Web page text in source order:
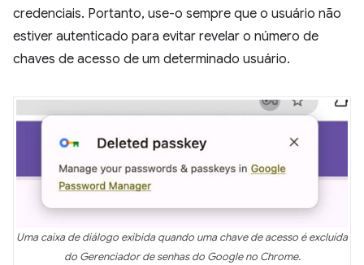
credenciais. Portanto, use-o sempre que o usuário não
estiver autenticado para evitar revelar o número de
chaves de acesso de um determinado usuário.
Uma caixa de diálogo exibida quando uma chave de acesso é excluída
do Gerenciador de senhas do Google no Chrome.